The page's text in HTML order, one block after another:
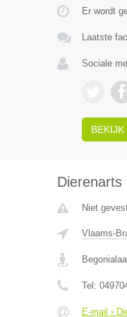
Er wordt
Laatste
Sociale
BEKIJK
Dierenarts
Niet
Vlaams-
Tel:
E-mail ›